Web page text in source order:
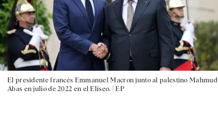
El presidente francés Emmanuel Macron junto al palestino Mahmud
Abas en julio de 2022 en el Elíseo. |EP